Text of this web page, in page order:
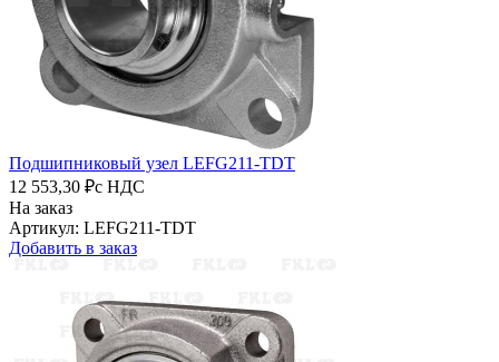
Подшипниковый узел LEFG211-TDT
12 553,30 ₽с НДС
На заказ
Артикул: LEFG211-TDT
Добавить в заказ